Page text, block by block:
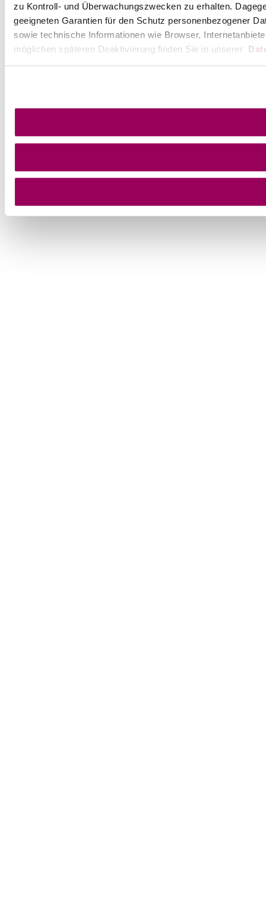
zu Kontroll- und Überwachungszwecken zu erhalten.
geeigneten Garantien für den Schutz personenbezogener
sowie technische Informationen wie Browser,
möglichen späteren Deaktivierung finden Sie in unserer